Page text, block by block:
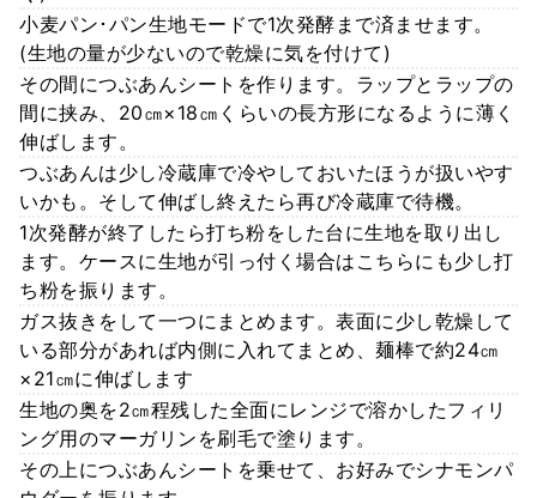
小麦パン･パン生地モードで1次発酵まで済ませます。
(生地の量が少ないので乾燥に気を付けて)
その間につぶあんシートを作ります。ラップとラップの
間に挟み、20㎝×18㎝くらいの長方形になるように薄く
伸ばします。
つぶあんは少し冷蔵庫で冷やしておいたほうが扱いやす
いかも。そして伸ばし終えたら再び冷蔵庫で待機。
1次発酵が終了したら打ち粉をした台に生地を取り出し
ます。ケースに生地が引っ付く場合はこちらにも少し打
ち粉を振ります。
ガス抜きをして一つにまとめます。表面に少し乾燥して
いる部分があれば内側に入れてまとめ、麺棒で約24㎝
×21㎝に伸ばします
生地の奥を2㎝程残した全面にレンジで溶かしたフィリ
ング用のマーガリンを刷毛で塗ります。
その上につぶあんシートを乗せて、お好みでシナモンパ